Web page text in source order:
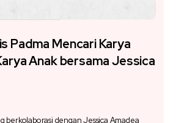
Padma Mencari Karya
Anak bersama Jessica
berkolaborasi dengan Jessica Amadea